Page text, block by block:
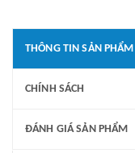
THÔNG TIN SẢN PHẨM
CHÍNH SÁCH
ĐÁNH GIÁ SẢN PHẨM